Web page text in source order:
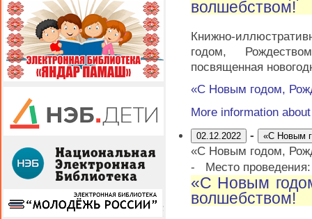
волшебством!
Книжно-
годом,
посвященная
«С Новым годом,
More information
02.12.2022 - «С Новым
«С Новым годом,
-
Место
«С Новым
волшебством!